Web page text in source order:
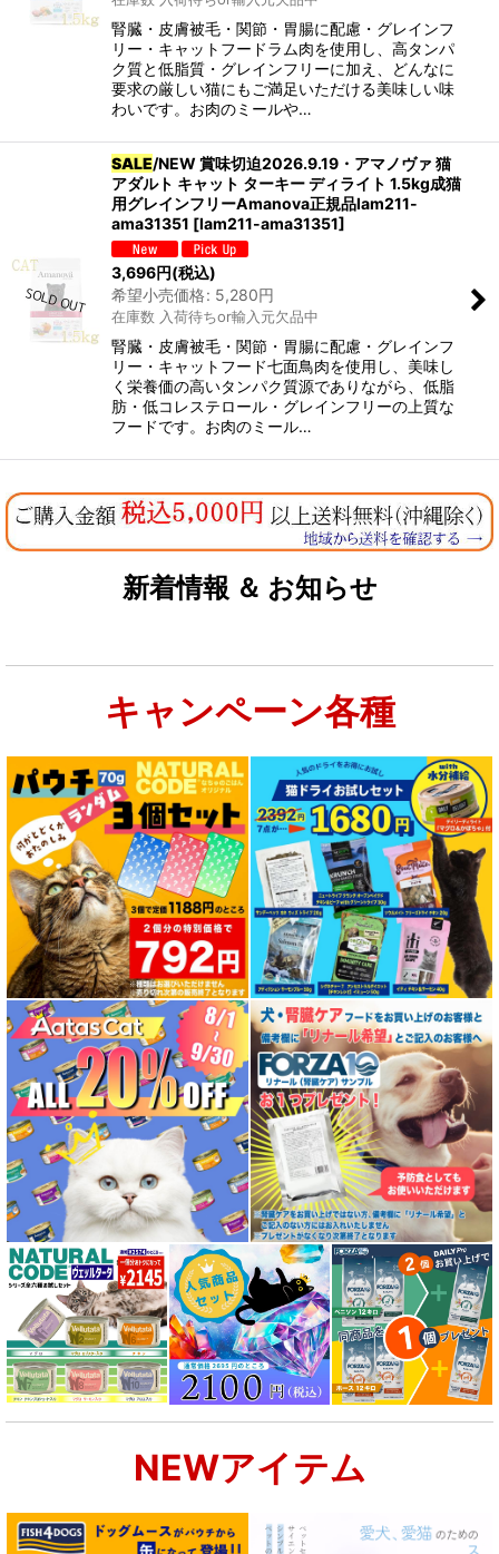
腎臓・皮膚被毛・関節・胃腸に配慮・グレインフ
リー・キャットフードラム肉を使用し、高タンパ
ク質と低脂質・グレインフリーに加え、どんなに
要求の厳しい猫にもご満足いただける美味しい味
わいです。お肉のミールや…
SALE/NEW 賞味切迫2026.9.19・アマノヴァ 猫
アダルト キャット ターキー ディライト 1.5kg成猫
用グレインフリーAmanova正規品lam211-
ama31351 [lam211-ama31351]
3,696円(税込)
希望小売価格: 5,280円
在庫数 入荷待ちor輸入元欠品中
腎臓・皮膚被毛・関節・胃腸に配慮・グレインフ
リー・キャットフード七面鳥肉を使用し、美味し
く栄養価の高いタンパク質源でありながら、低脂
肪・低コレステロール・グレインフリーの上質な
フードです。お肉のミール…
新着情報 ＆ お知らせ
キャンペーン各種
NEWアイテム